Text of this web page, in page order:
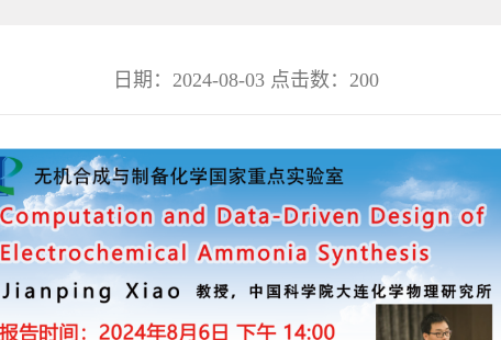
日期：2024-08-03 点击数： 200